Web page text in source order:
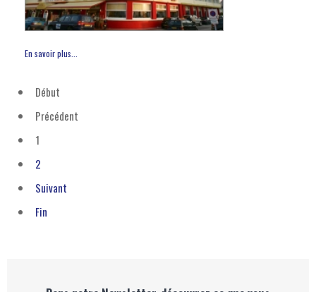
En savoir plus...
Début
Précédent
1
2
Suivant
Fin